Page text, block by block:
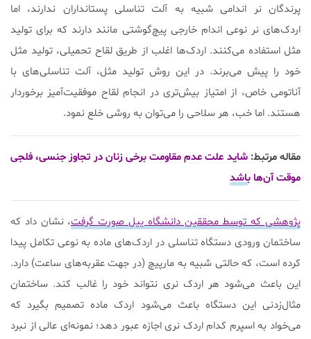
پرندگان نر اندامی شبیه به آلت تناسلی پستانداران ندارند، اما
اردک‌های نر نوعی اندام خارجی پیچ‌گوشتی مانند دارند که برای تولید
مثل استفاده می‌کنند. اردک‌ها اغلب از طریق لقاح تحمیلی، تولید مثل
خود را پیش می‌برند. در این روش تولید مثل، آلت تناسلی‌های با
آناتومی خاص، از امتیاز بیش‌تری در انجام لقاح موفقیت‌آمیز برخوردار
هستند. اما خب، هر سلاحی را می‌توان به روشی خلع نمود.
مقاله مرتبط:شاید علت عدم مقاومت برخی زنان در تجاوز جنسی، فلجی
موقت آن‌ها باشد
پژوهشی که توسط محققین دانشگاه ییل صورت گرفت، نشان داد که
ساختمان ورودی دستگاه تناسلی در اردک‌های ماده به نوعی تکامل پیدا
کرده است، که حالتی شبیه به مارپیچ (در جهت عقربه‌های ساعت) دارد.
این باعث می‌شود هر اردک نری نتواند خود را غالب کند. ساختمان
مثال‌زدنی این دستگاه باعث می‌شود اردک ماده تصمیم بگیرد که
می‌خواد به اسپرم کدام اردک نری اجازه عبور دهد؛ نمونه‌ای عالی از نبرد